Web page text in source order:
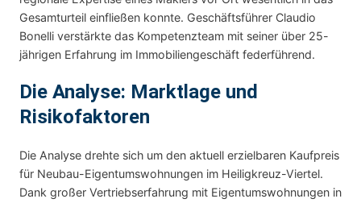
Gesamturteil einfließen konnte. Geschäftsführer Claudio
Bonelli verstärkte das Kompetenzteam mit seiner über 25-
jährigen Erfahrung im Immobiliengeschäft federführend.
Die Analyse: Marktlage und
Risikofaktoren
Die Analyse drehte sich um den aktuell erzielbaren Kaufpreis
für Neubau-Eigentumswohnungen im Heiligkreuz-Viertel.
Dank großer Vertriebserfahrung mit Eigentumswohnungen in